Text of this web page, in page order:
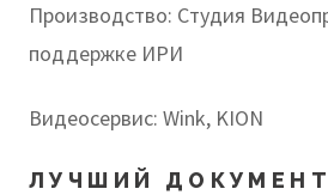
Производство: Студия
поддержке ИРИ
Видеосервис: Wink, KION
ЛУЧШИЙ